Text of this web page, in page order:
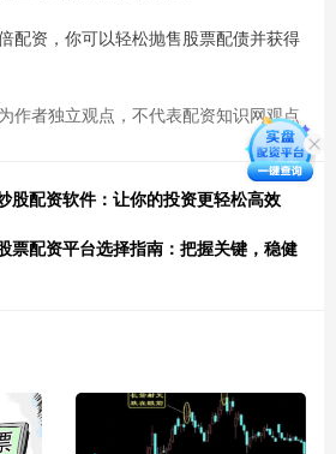
配资，你可以轻松抛售股票配债并获得
作者独立观点，不代表配资知识网观点
股配资软件：让你的投资更轻松高效
票配资平台选择指南：把握关键，稳健